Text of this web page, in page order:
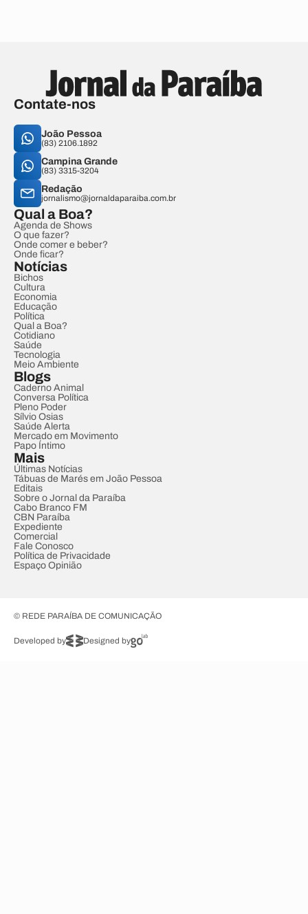
Contate-nos
João Pessoa
(83) 2106.1892
Campina Grande
(83) 3315-3204
Redação
jornalismo@jornaldaparaiba.com.br
Qual a Boa?
Agenda de Shows
O que fazer?
Onde comer e beber?
Onde ficar?
Notícias
Bichos
Cultura
Economia
Educação
Política
Qual a Boa?
Cotidiano
Saúde
Tecnologia
Meio Ambiente
Blogs
Caderno Animal
Conversa Política
Pleno Poder
Sílvio Osias
Saúde Alerta
Mercado em Movimento
Papo Íntimo
Mais
Últimas Notícias
Tábuas de Marés em João Pessoa
Editais
Sobre o Jornal da Paraíba
Cabo Branco FM
CBN Paraíba
Expediente
Comercial
Fale Conosco
Política de Privacidade
Espaço Opinião
© REDE PARAÍBA DE COMUNICAÇÃO
Developed by Designed by